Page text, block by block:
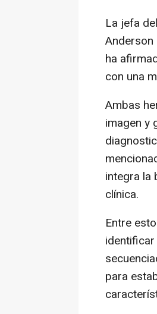
La jefa
Anderson
ha
con una
Ambas
imagen y
integra la
clínica.
Entre
para